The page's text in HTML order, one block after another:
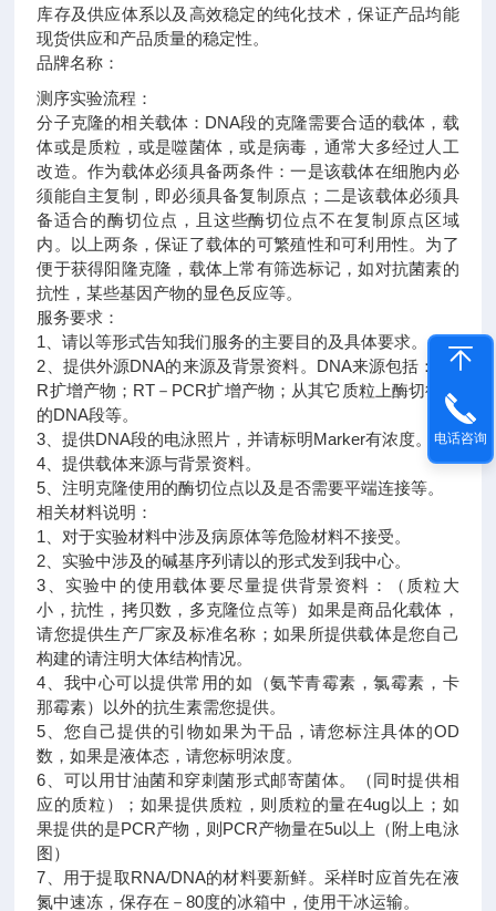
库存及供应体系以及高效稳定的纯化技术，保证产品均能
现货供应和产品质量的稳定性。
品牌名称：
测序实验流程：
分子克隆的相关载体：DNA段的克隆需要合适的载体，载
体或是质粒，或是噬菌体，或是病毒，通常大多经过人工
改造。作为载体必须具备两条件：一是该载体在细胞内必
须能自主复制，即必须具备复制原点；二是该载体必须具
备适合的酶切位点，且这些酶切位点不在复制原点区域
内。以上两条，保证了载体的可繁殖性和可利用性。为了
便于获得阳隆克隆，载体上常有筛选标记，如对抗菌素的
抗性，某些基因产物的显色反应等。
服务要求：
1、请以等形式告知我们服务的主要目的及具体要求。
2、提供外源DNA的来源及背景资料。DNA来源包括：PC
R扩增产物；RT－PCR扩增产物；从其它质粒上酶切得到
的DNA段等。
3、提供DNA段的电泳照片，并请标明Marker有浓度。
4、提供载体来源与背景资料。
5、注明克隆使用的酶切位点以及是否需要平端连接等。
相关材料说明：
1、对于实验材料中涉及病原体等危险材料不接受。
2、实验中涉及的碱基序列请以的形式发到我中心。
3、实验中的使用载体要尽量提供背景资料：（质粒大
小，抗性，拷贝数，多克隆位点等）如果是商品化载体，
请您提供生产厂家及标准名称；如果所提供载体是您自己
构建的请注明大体结构情况。
4、我中心可以提供常用的如（氨苄青霉素，氯霉素，卡
那霉素）以外的抗生素需您提供。
5、您自己提供的引物如果为干品，请您标注具体的OD
数，如果是液体态，请您标明浓度。
6、可以用甘油菌和穿刺菌形式邮寄菌体。（同时提供相
应的质粒）；如果提供质粒，则质粒的量在4ug以上；如
果提供的是PCR产物，则PCR产物量在5u以上（附上电泳
图）
7、用于提取RNA/DNA的材料要新鲜。采样时应首先在液
氮中速冻，保存在－80度的冰箱中，使用干冰运输。
电话咨询